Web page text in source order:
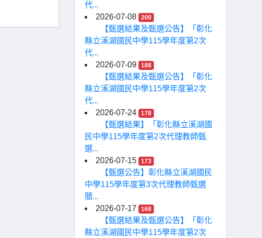
代...
2026-07-08
200
【甄選結果及甄選公告】「彰化
縣立溪湖國民中學115學年度第2次
代...
2026-07-09
188
【甄選結果及甄選公告】「彰化
縣立溪湖國民中學115學年度第2次
代...
2026-07-24
178
【甄選結果】「彰化縣立溪湖國
民中學115學年度第2次代理教師甄
選...
2026-07-15
173
【甄選公告】彰化縣立溪湖國民
中學115學年度第3次代理教師甄選
簡...
2026-07-17
168
【甄選結果及甄選公告】「彰化
縣立溪湖國民中學115學年度第2次